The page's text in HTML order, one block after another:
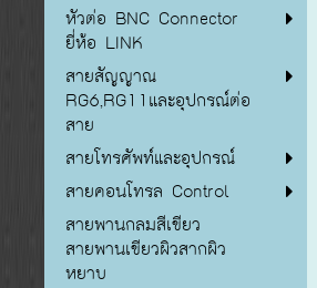
หัวต่อ BNC Connector
ยี่ห้อ LINK
สายสัญญาณ
RG6,RG11และอุปกรณ์ต่อ
สาย
สายโทรศัพท์และอุปกรณ์
สายคอนโทรล Control
สายพานกลมสีเขียว
สายพานเขียวผิวสากผิว
หยาบ